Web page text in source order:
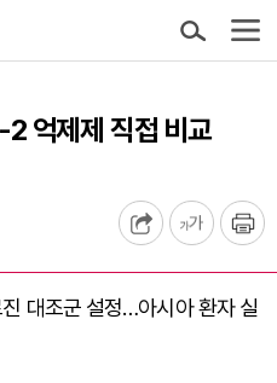
억제제 직접 비교
대조군 설정…아시아 환자 실